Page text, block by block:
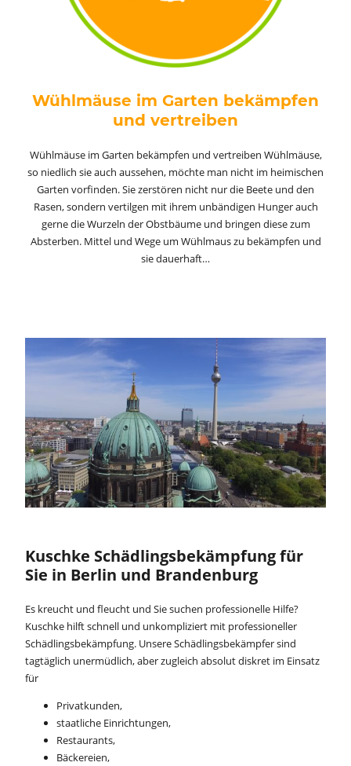
Wühlmäuse im Garten bekämpfen
und vertreiben
Wühlmäuse im Garten bekämpfen und vertreiben Wühlmäuse,
so niedlich sie auch aussehen, möchte man nicht im heimischen
Garten vorfinden. Sie zerstören nicht nur die Beete und den
Rasen, sondern vertilgen mit ihrem unbändigen Hunger auch
gerne die Wurzeln der Obstbäume und bringen diese zum
Absterben. Mittel und Wege um Wühlmaus zu bekämpfen und
sie dauerhaft…
Kuschke Schädlingsbekämpfung für
Sie in Berlin und Brandenburg
Es kreucht und fleucht und Sie suchen professionelle Hilfe?
Kuschke hilft schnell und unkompliziert mit professioneller
Schädlingsbekämpfung. Unsere Schädlingsbekämpfer sind
tagtäglich unermüdlich, aber zugleich absolut diskret im Einsatz
für
Privatkunden,
staatliche Einrichtungen,
Restaurants,
Bäckereien,